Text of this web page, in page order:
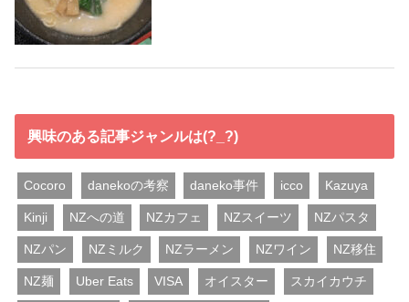
興味のある記事ジャンルは(?_?)
Cocoro danekoの考察 daneko事件 icco Kazuya
Kinji NZへの道 NZカフェ NZスイーツ NZパスタ
NZパン NZミルク NZラーメン NZワイン NZ移住
NZ麺 Uber Eats VISA オイスター スカイカウチ